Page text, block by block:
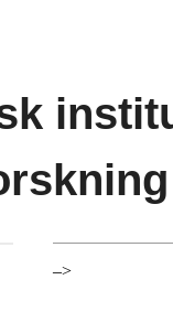
–>